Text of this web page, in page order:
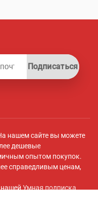
Подписаться
нашем сайте вы можете
дешевые
опытом покупок.
справедливым ценам,
Умная подписка